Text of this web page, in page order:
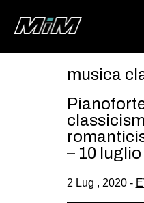
musica
– 10 luglio
2 Lug , 2020 -